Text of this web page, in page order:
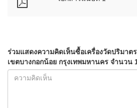
ร่วมแสดงความคิดเห็นซื้อเครื่องวัดปริมาต
เขตบางกอกน้อย กรุงเทพมหานคร จำนวน